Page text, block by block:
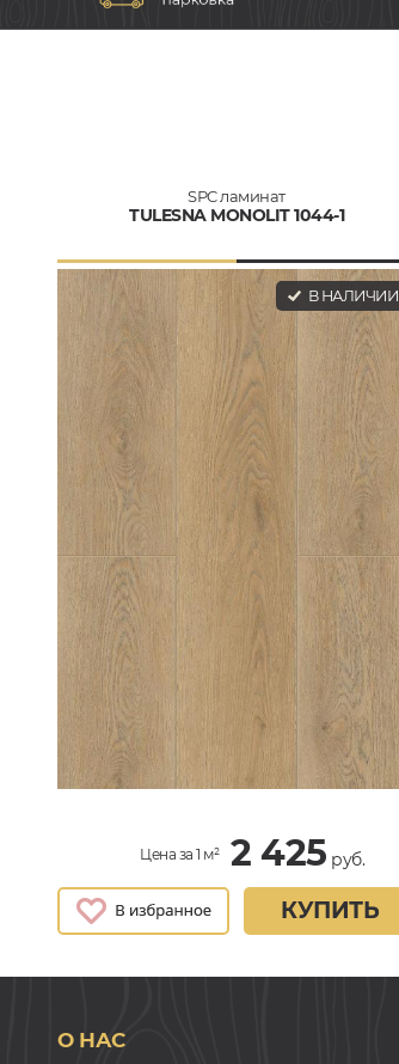
SPC ламинат
TULESNA MONOLIT 1044-1
В НАЛИЧИИ
Цена за 1 м² 2 425 руб.
КУПИТЬ
О НАС